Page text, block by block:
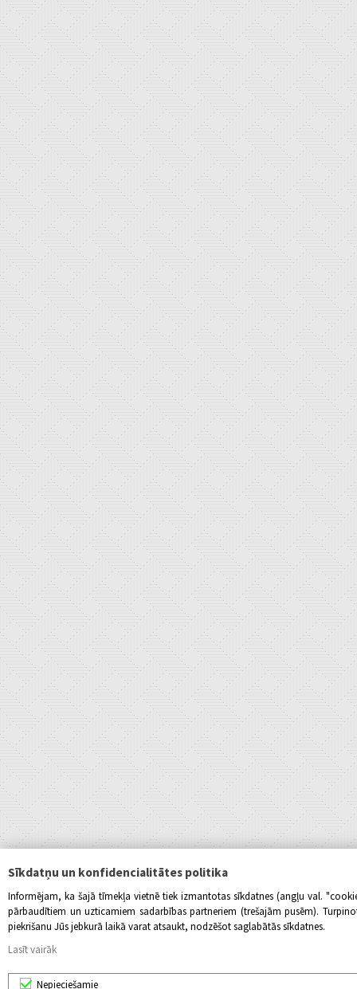
Sīkdatņu un konfidencialitātes politika
Informējam, ka šajā tīmekļa vietnē tiek izmantotas sīkdatnes (angļu val.
pārbaudītiem un uzticamiem sadarbības partneriem (trešajām pusēm).
piekrišanu Jūs jebkurā laikā varat atsaukt, nodzēšot saglabātās sīkdatnes.
Lasīt vairāk
Nepieciešamie